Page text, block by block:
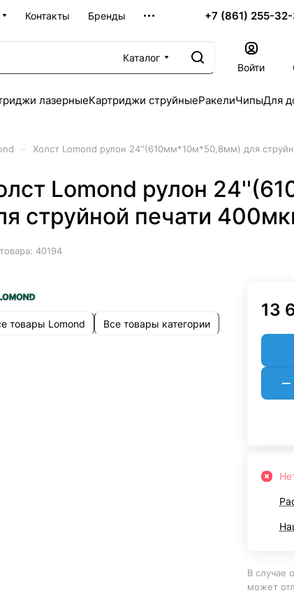
Контакты Бренды +7 (861) 255-
Каталог
Войти
лазерныеКартриджи струйныеРакелиЧипыДля
Холст Lomond рулон 24''(610мм*10м*50,8мм) для
Lomond рулон
струйной печати
40194
товары Lomond Все товары категории
13
В случае
может